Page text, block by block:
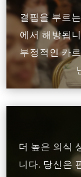
결핍을 부르
에서 해방됩
부정적인 카
더 높은 의식
니다. 당신은